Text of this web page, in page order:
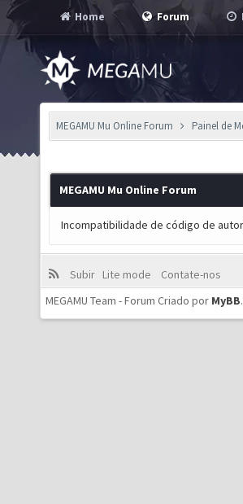
Home Forum
MEGAMU Mu Online Forum Painel de
MEGAMU Mu Online Forum
Incompatibilidade de código de
Subir Lite mode
Contate-nos
MEGAMU Team - Forum Criado por MyBB.